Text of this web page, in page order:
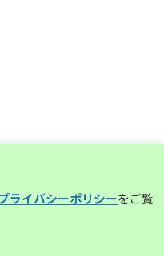
ライバシーポリシーをご覧